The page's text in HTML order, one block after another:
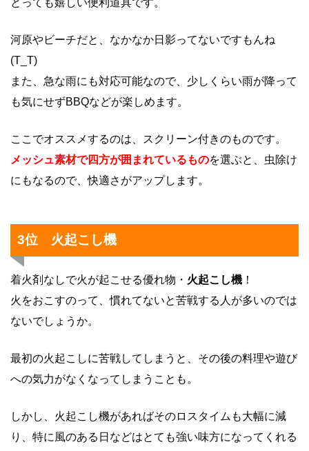
河原やビーチだと、なかなか日影ってないですもんね
(T_T)
また、急な雨にも対応可能なので、少しくらい雨が降って
も気にせずBBQなどが楽しめます。
ここでオススメするのは、スクリーン付きのものです。
メッシュ素材で四方が囲まれているものを選ぶと、虫除け
にもなるので、快適さがアップします。
3位 火起こし機
着火剤なしで火が起こせる優れ物・ 火起こし機 ！
火をおこすのって、慣れてないと苦戦する人が多いのでは
ないでしょうか。
最初の火起こしに苦戦してしまうと、その後の料理や遊び
への気力がなくなってしまうことも。
しかし、火起こし機があればそのロスタイムも大幅に減
り、特に風のある日などはとても強い味方になってくれる